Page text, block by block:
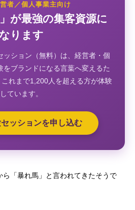
者／個人事業主向け
が最強の集客資源に
なります
ッション（無料）は、経営者・個
をブランドになる言葉へ変えるた
れまで1,200人を超える方が体験
しています。
ッションを申し込む
ら「暴れ馬」と言われてきたそうで